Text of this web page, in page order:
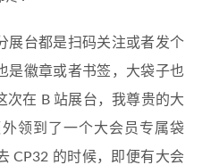
展台都是扫码关注或者发个
是徽章或者书签，大袋子也
次在 B 站展台，我尊贵的大
领到了一个大会员专属袋
CP32 的时候，即便有大会